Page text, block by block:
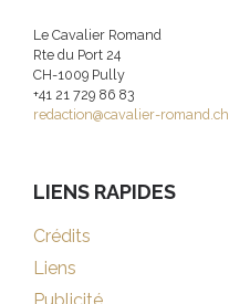
Le Cavalier Romand
Rte du Port 24
CH-1009 Pully
+41 21 729 86 83
redaction@cavalier-romand.ch
LIENS RAPIDES
Crédits
Liens
Publicité